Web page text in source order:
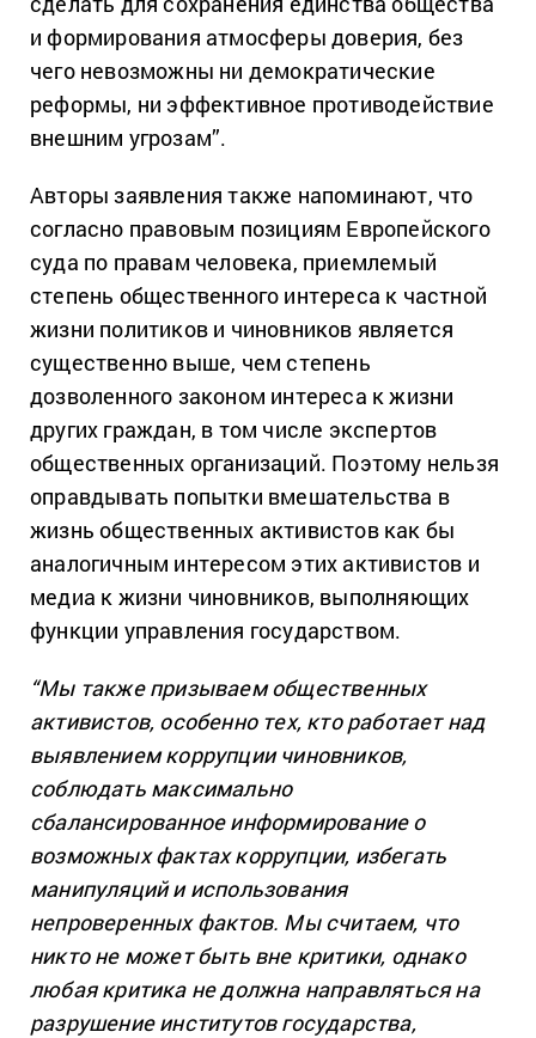
и формирования атмосферы доверия, без
чего невозможны ни демократические
реформы, ни эффективное противодействие
внешним угрозам”.
Авторы заявления также напоминают, что
согласно правовым позициям Европейского
суда по правам человека, приемлемый
степень общественного интереса к частной
жизни политиков и чиновников является
существенно выше, чем степень
дозволенного законом интереса к жизни
других граждан, в том числе экспертов
общественных организаций. Поэтому нельзя
оправдывать попытки вмешательства в
жизнь общественных активистов как бы
аналогичным интересом этих активистов и
медиа к жизни чиновников, выполняющих
функции управления государством.
“Мы также призываем общественных
активистов, особенно тех, кто работает над
выявлением коррупции чиновников,
соблюдать максимально
сбалансированное информирование о
возможных фактах коррупции, избегать
манипуляций и использования
непроверенных фактов. Мы считаем, что
никто не может быть вне критики, однако
любая критика не должна направляться на
разрушение институтов государства,